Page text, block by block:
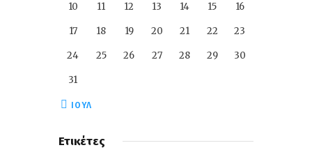
10 11 12 13 14 15 16
17 18 19 20 21 22 23
24 25 26 27 28 29 30
31
« ΙΟΎΛ
Ετικέτες